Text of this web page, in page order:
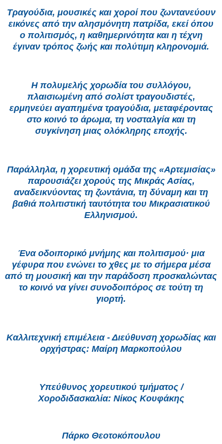
Τραγούδια, μουσικές και χοροί που ζωντανεύουν
εικόνες από την αλησμόνητη πατρίδα, εκεί όπου
ο πολιτισμός, η καθημερινότητα και η τέχνη
έγιναν τρόπος ζωής και πολύτιμη κληρονομιά.
Η πολυμελής χορωδία του συλλόγου,
πλαισιωμένη από σολίστ τραγουδιστές,
ερμηνεύει αγαπημένα τραγούδια, μεταφέροντας
στο κοινό το άρωμα, τη νοσταλγία και τη
συγκίνηση μιας ολόκληρης εποχής.
Παράλληλα, η χορευτική ομάδα της «Αρτεμισίας»
παρουσιάζει χορούς της Μικράς Ασίας,
αναδεικνύοντας τη ζωντάνια, τη δύναμη και τη
βαθιά πολιτιστική ταυτότητα του Μικρασιατικού
Ελληνισμού.
Ένα οδοιπορικό μνήμης και πολιτισμού· μια
γέφυρα που ενώνει το χθες με το σήμερα μέσα
από τη μουσική και την παράδοση προσκαλώντας
το κοινό να γίνει συνοδοιπόρος σε τούτη τη
γιορτή.
Καλλιτεχνική επιμέλεια - Διεύθυνση χορωδίας και
ορχήστρας: Μαίρη Μαρκοπούλου
Υπεύθυνος χορευτικού τμήματος /
Χοροδιδασκαλία: Νίκος Κουφάκης
Πάρκο Θεοτοκόπουλου